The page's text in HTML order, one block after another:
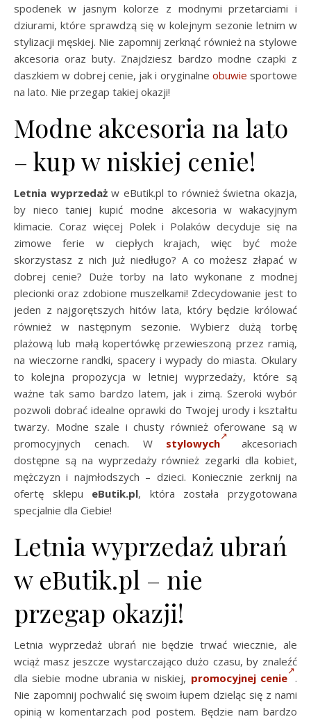
spodenek w jasnym kolorze z modnymi przetarciami i
dziurami, które sprawdzą się w kolejnym sezonie letnim w
stylizacji męskiej. Nie zapomnij zerknąć również na stylowe
akcesoria oraz buty. Znajdziesz bardzo modne czapki z
daszkiem w dobrej cenie, jak i oryginalne obuwie sportowe
na lato. Nie przegap takiej okazji!
Modne akcesoria na lato
– kup w niskiej cenie!
Letnia wyprzedażw eButik.pl to również świetna okazja,
by nieco taniej kupić modne akcesoria w wakacyjnym
klimacie. Coraz więcej Polek i Polaków decyduje się na
zimowe ferie w ciepłych krajach, więc być może
skorzystasz z nich już niedługo? A co możesz złapać w
dobrej cenie? Duże torby na lato wykonane z modnej
plecionki oraz zdobione muszelkami! Zdecydowanie jest to
jeden z najgorętszych hitów lata, który będzie królować
również w następnym sezonie. Wybierz dużą torbę
plażową lub małą kopertówkę przewieszoną przez ramią,
na wieczorne randki, spacery i wypady do miasta. Okulary
to kolejna propozycja w letniej wyprzedaży, które są
ważne tak samo bardzo latem, jak i zimą. Szeroki wybór
pozwoli dobrać idealne oprawki do Twojej urody i kształtu
twarzy. Modne szale i chusty również oferowane są w
promocyjnych cenach. W stylowych
akcesoriach
dostępne są na wyprzedaży również zegarki dla kobiet,
mężczyzn i najmłodszych – dzieci. Koniecznie zerknij na
ofertę sklepu eButik.pl, która została przygotowana
specjalnie dla Ciebie!
Letnia wyprzedaż ubrań
w eButik.pl – nie
przegap okazji!
Letnia wyprzedaż ubrań nie będzie trwać wiecznie, ale
wciąż masz jeszcze wystarczająco dużo czasu, by znaleźć
dla siebie modne ubrania w niskiej, promocyjnej cenie .
Nie zapomnij pochwalić się swoim łupem dzieląc się z nami
opinią w komentarzach pod postem. Będzie nam bardzo